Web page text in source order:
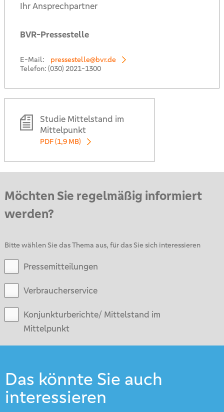
Ihr Ansprechpartner
BVR-Pressestelle
E-Mail:
pressestelle@bvr.de
Telefon: (030) 2021-1300
Studie Mittelstand im
Mittelpunkt
PDF (1,9 MB)
Möchten Sie regelmäßig informiert
werden?
Bitte wählen Sie das Thema aus, für das Sie sich interessieren
Pressemitteilungen
Verbraucherservice
Konjunkturberichte/ Mittelstand im
Mittelpunkt
Das könnte Sie auch
interessieren